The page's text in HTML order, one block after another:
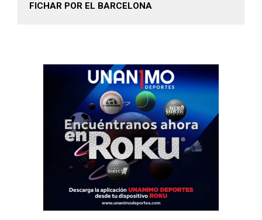
FICHAR POR EL BARCELONA